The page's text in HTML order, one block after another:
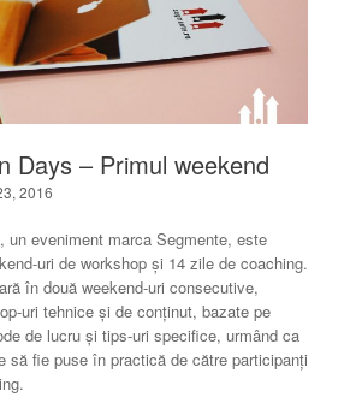
Days – Primul weekend
2016
un eveniment marca Segmente, este
uri de workshop și 14 zile de coaching.
în două weekend-uri consecutive,
uri tehnice și de conținut, bazate pe
de lucru și tips-uri specifice, urmând ca
să fie puse în practică de către participanți